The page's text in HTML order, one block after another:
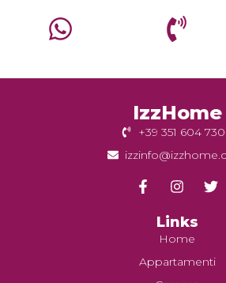
IzzHome
+39 351 604
Links
Home
Appartamenti